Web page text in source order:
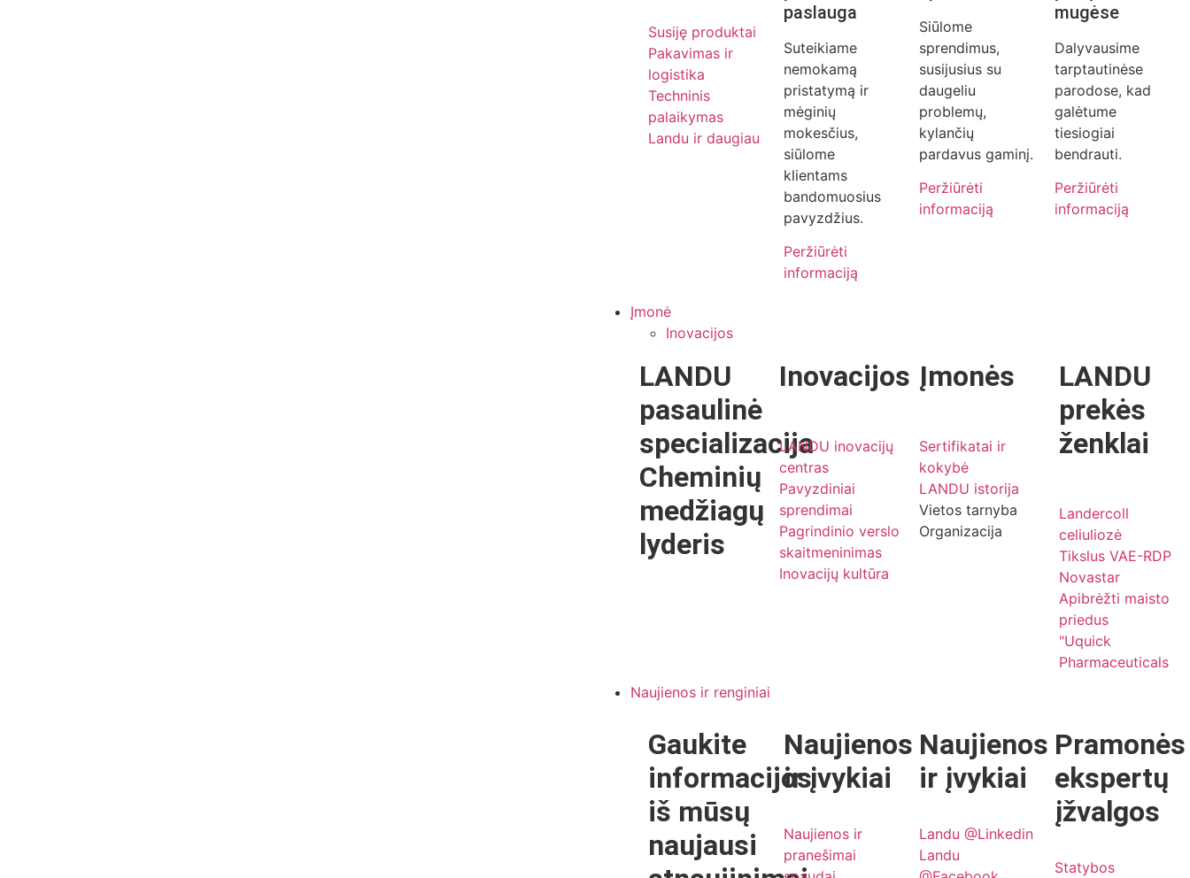
Susiję produktai
Pakavimas ir
logistika
Techninis
palaikymas
Landu ir daugiau
paslauga
Suteikiame
nemokamą
pristatymą ir
mėginių
mokesčius,
siūlome
klientams
bandomuosius
pavyzdžius.
Peržiūrėti
informaciją
Siūlome
sprendimus,
susijusius su
daugeliu
problemų,
kylančių
pardavus gaminį.
Peržiūrėti
informaciją
mugėse
Dalyvausime
tarptautinėse
parodose, kad
galėtume
tiesiogiai
bendrauti.
Peržiūrėti
informaciją
Įmonė
Inovacijos
LANDU
pasaulinė
specializacija
Cheminių
medžiagų
lyderis
Inovacijos
LANDU inovacijų
centras
Pavyzdiniai
sprendimai
Pagrindinio verslo
skaitmeninimas
Inovacijų kultūra
Įmonės
Sertifikatai ir
kokybė
LANDU istorija
Vietos tarnyba
Organizacija
LANDU
prekės
ženklai
Landercoll
celiuliozė
Tikslus VAE-RDP
Novastar
Apibrėžti maisto
priedus
"Uquick
Pharmaceuticals
Naujienos ir renginiai
Gaukite
informacijos
iš mūsų
naujausi
Naujienos
ir įvykiai
Naujienos ir
pranešimai
Naujienos
ir įvykiai
Landu @Linkedin
Landu
Pramonės
ekspertų
įžvalgos
Statybos